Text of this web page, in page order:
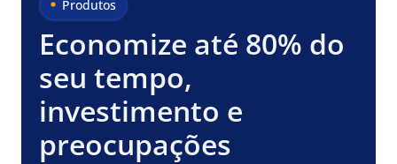
Produtos
Economize até 80% do
seu tempo,
investimento e
preocupações